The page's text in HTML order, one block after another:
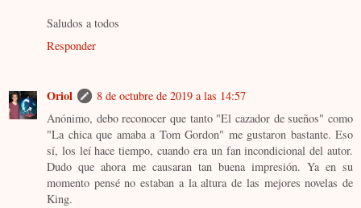
Saludos a todos
Responder
Oriol
8 de octubre de 2019 a las 14:57
Anónimo, debo reconocer que tanto "El cazador de sueños" como
"La chica que amaba a Tom Gordon" me gustaron bastante. Eso
sí, los leí hace tiempo, cuando era un fan incondicional del autor.
Dudo que ahora me causaran tan buena impresión. Ya en su
momento pensé no estaban a la altura de las mejores novelas de
King.